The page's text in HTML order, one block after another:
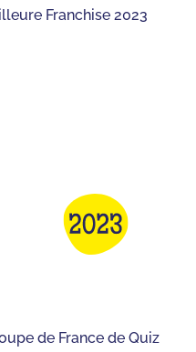
Franchise 2023
de France de Quiz